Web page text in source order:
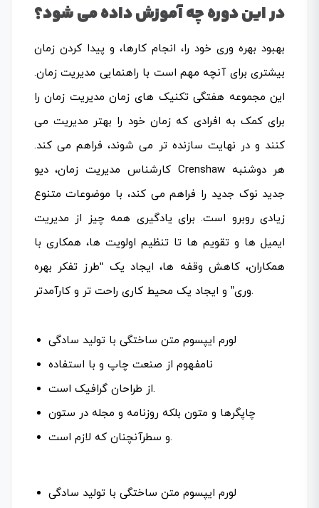
در این دوره چه آموزش داده می شود؟
بهبود بهره وری خود را، انجام کارها، و پیدا کردن زمان
بیشتری برای آنچه مهم است با راهنمایی مدیریت زمان.
این مجموعه هفتگی تکنیک های زمان مدیریت زمان را
برای کمک به افرادی که زمان خود را بهتر مدیریت می
کنند و در نهایت سازنده تر می شوند، فراهم می کند.
کارشناس مدیریت زمان، دیو Crenshaw هر دوشنبه
جدید نوک جدید را فراهم می کند، با موضوعات متنوع
زیادی روبرو است. برای یادگیری همه چیز از مدیریت
ایمیل ها و تقویم ها تا تنظیم اولویت ها، همکاری با
همکاران، کاهش وقفه ها، ایجاد یک “طرز تفکر بهره
وری” و ایجاد یک محیط کاری راحت تر و کارآمدتر.
لورم ایپسوم متن ساختگی با تولید سادگی
نامفهوم از صنعت چاپ و با استفاده
از طراحان گرافیک است.
چاپگرها و متون بلکه روزنامه و مجله در ستون
و سطرآنچنان که لازم است.
لورم ایپسوم متن ساختگی با تولید سادگی